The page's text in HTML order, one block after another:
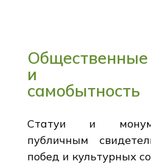
и
самобытность
Статуи и
публичным
побед и культурных